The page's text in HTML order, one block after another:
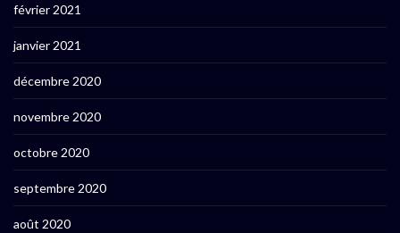
février 2021
janvier 2021
décembre 2020
novembre 2020
octobre 2020
septembre 2020
août 2020